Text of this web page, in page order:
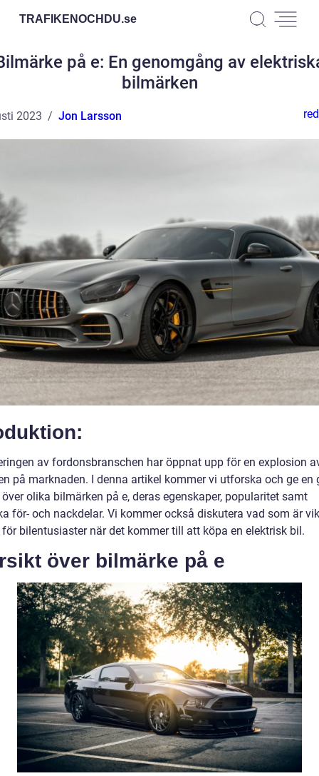
TRAFIKENOCHDU.se
på e: En genomgång av
bilmärken
2023 Jon Larsson
av fordonsbranschen har öppnat upp för en explosion
på marknaden. I denna artikel kommer vi utforska och ge en
olika bilmärken på e, deras egenskaper, popularitet samt
för- och nackdelar. Vi kommer också diskutera vad som är
bilentusiaster när det kommer till att köpa en elektrisk bil.
över bilmärke på e